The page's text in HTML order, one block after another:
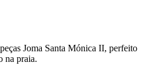
Joma Santa Mónica II, perfeito
na praia.